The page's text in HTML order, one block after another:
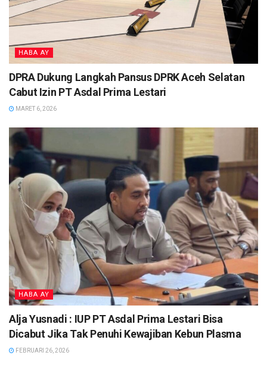
HABA AY
DPRA Dukung Langkah Pansus DPRK Aceh Selatan
Cabut Izin PT Asdal Prima Lestari
MARET 6, 2026
HABA AY
Alja Yusnadi : IUP PT Asdal Prima Lestari Bisa
Dicabut Jika Tak Penuhi Kewajiban Kebun Plasma
FEBRUARI 26, 2026